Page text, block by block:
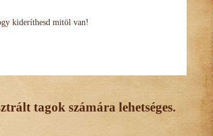
kideríthesd mitöl van!
tagok számára lehetséges.